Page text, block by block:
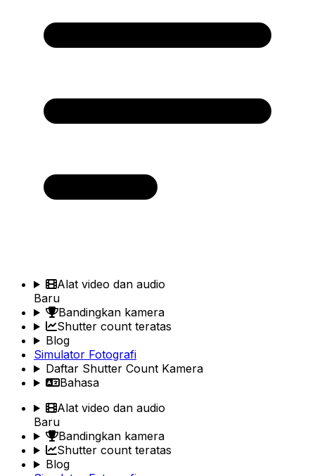
Alat video dan audio
Baru
Bandingkan kamera
Shutter count teratas
Blog
Simulator Fotografi
Daftar Shutter Count Kamera
Bahasa
Alat video dan audio
Baru
Bandingkan kamera
Shutter count teratas
Blog